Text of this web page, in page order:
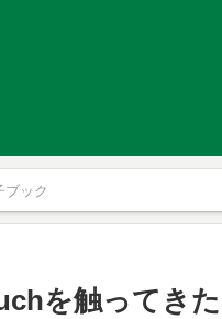
ブック
を触ってきた